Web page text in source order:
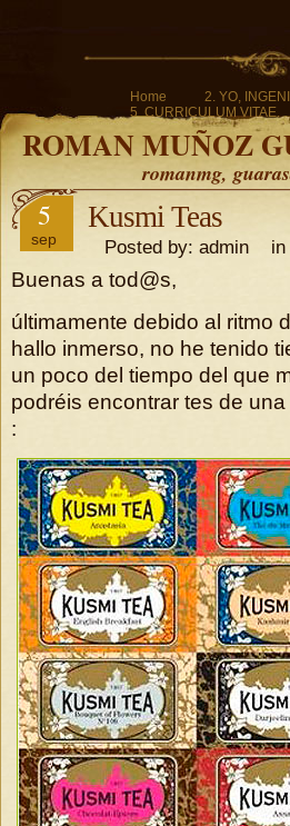
Home 2. YO,
5. CURRICULUM VITAE.
ROMAN MUÑOZ
romanmg,
5
sep
Kusmi Teas
Posted by: admin in
Buenas a tod@s,
últimamente debido al ritmo
hallo inmerso, no he tenido
un poco del tiempo del que
podréis encontrar tes de
: